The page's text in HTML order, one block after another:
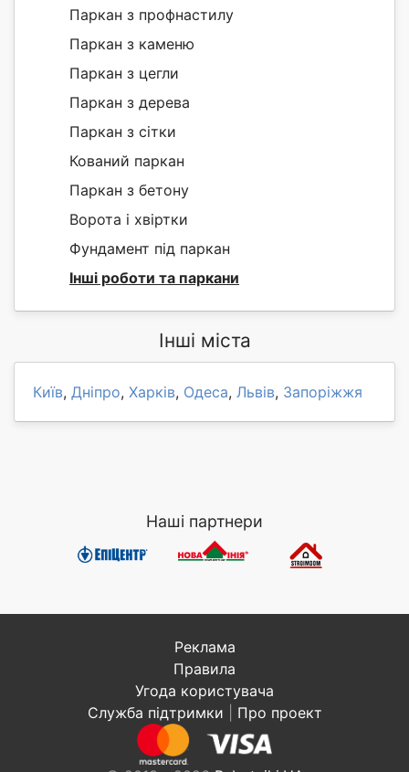
Паркан з профнастилу
Паркан з каменю
Паркан з цегли
Паркан з дерева
Паркан з сітки
Кований паркан
Паркан з бетону
Ворота і хвіртки
Фундамент під паркан
Інші роботи та паркани
Інші міста
Київ, Дніпро, Харків, Одеса, Львів, Запоріжжя
Наші партнери
Реклама
Правила
Угода користувача
Служба підтримки
Про проект